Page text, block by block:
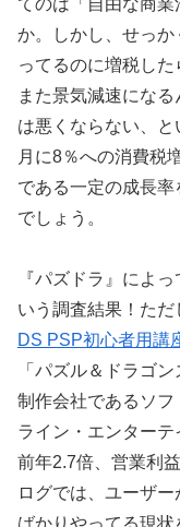
か。しかし、せっ
ってるのに増税した
また景気減速にな
は悪くならない、
月に8％への消費税
である一定の成長
でしょう。
『パズドラ』によ
いう調査結果！た
DS PSP初心者用講
「パズル＆ドラゴ
制作会社であるソ
ライン・エンター
前年2.7倍、営業利
ログでは、ユーザー